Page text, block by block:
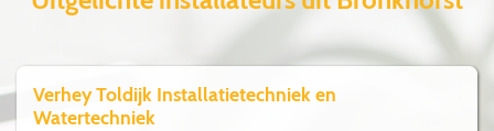
Verhey Toldijk Installatietechniek en
Watertechniek